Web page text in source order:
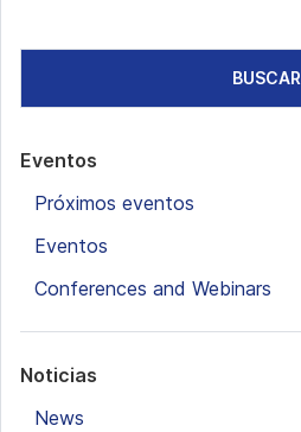
BUSCAR
Eventos
Próximos eventos
Eventos
Conferences and Webinars
Noticias
News